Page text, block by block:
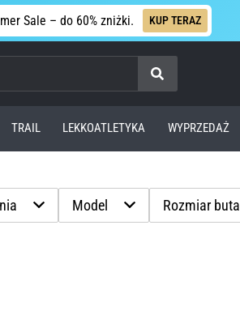
Sale – do 60% zniżki. KUP TERAZ
Szukaj
TRAIL LEKKOATLETYKA WYPRZEDAŻ
Model Rozmiar buta